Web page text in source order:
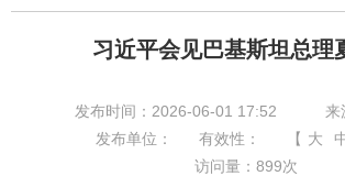
习近平会见巴基斯坦总理
发布时间：2026-06-01 17:52
来
发布单位：
有效性： 【 大
访问量： 899次